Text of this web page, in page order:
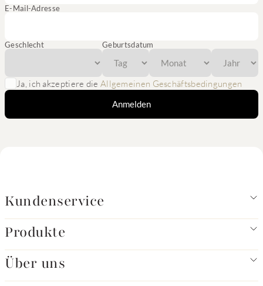
E-Mail-Adresse
Geschlecht Geburtsdatum
Ja, ich akzeptiere die Allgemeinen Geschäftsbedingungen
Anmelden
Kundenservice
Produkte
Über uns